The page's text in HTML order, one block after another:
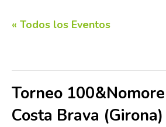
« Todos los Eventos
Torneo
Costa Brava (Girona)